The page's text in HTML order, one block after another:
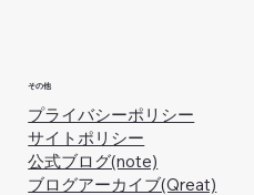
その他
プライバシーポリシー
サイトポリシー
公式ブログ(note)
ブログアーカイブ(Qreat)